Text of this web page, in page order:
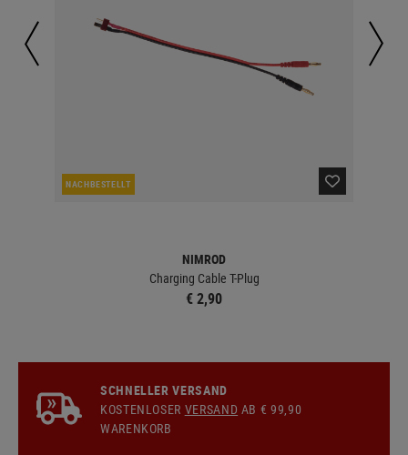
NACHBESTELLT
NIMROD
Charging Cable T-Plug
€ 2,90
SCHNELLER VERSAND
KOSTENLOSER VERSAND AB € 99,90
WARENKORB